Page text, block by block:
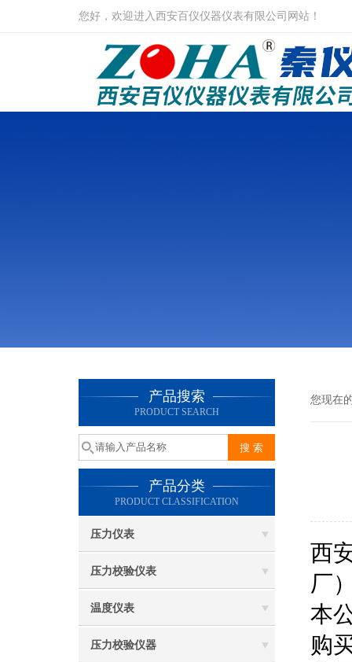
您好，欢迎进入西安百仪仪器仪表有限公司网站！
产品搜索
PRODUCT SEARCH
产品分类
PRODUCT CLASSIFICATION
压力仪表
压力校验仪表
温度仪表
压力校验仪器
您现在
西
厂
本
购